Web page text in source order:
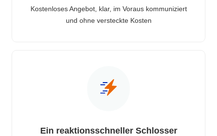
Kostenloses Angebot, klar, im Voraus kommuniziert
und ohne versteckte Kosten
Ein reaktionsschneller Schlosser